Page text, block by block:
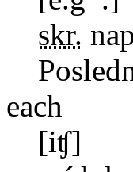
skr.
each
[iʧ]